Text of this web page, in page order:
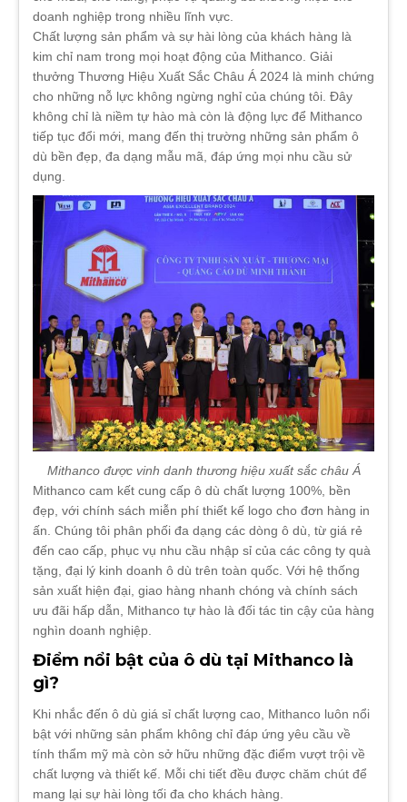
doanh nghiệp trong nhiều lĩnh vực.
Chất lượng sản phẩm và sự hài lòng của khách hàng là
kim chỉ nam trong mọi hoạt động của Mithanco. Giải
thưởng Thương Hiệu Xuất Sắc Châu Á 2024 là minh chứng
cho những nỗ lực không ngừng nghỉ của chúng tôi. Đây
không chỉ là niềm tự hào mà còn là động lực để Mithanco
tiếp tục đổi mới, mang đến thị trường những sản phẩm ô
dù bền đẹp, đa dạng mẫu mã, đáp ứng mọi nhu cầu sử
dụng.
Mithanco được vinh danh thương hiệu xuất sắc châu Á
Mithanco cam kết cung cấp ô dù chất lượng 100%, bền
đẹp, với chính sách miễn phí thiết kế logo cho đơn hàng in
ấn. Chúng tôi phân phối đa dạng các dòng ô dù, từ giá rẻ
đến cao cấp, phục vụ nhu cầu nhập sỉ của các công ty quà
tặng, đại lý kinh doanh ô dù trên toàn quốc. Với hệ thống
sản xuất hiện đại, giao hàng nhanh chóng và chính sách
ưu đãi hấp dẫn, Mithanco tự hào là đối tác tin cậy của hàng
nghìn doanh nghiệp.
Điểm nổi bật của ô dù tại Mithanco là
gì?
Khi nhắc đến ô dù giá sỉ chất lượng cao, Mithanco luôn nổi
bật với những sản phẩm không chỉ đáp ứng yêu cầu về
tính thẩm mỹ mà còn sở hữu những đặc điểm vượt trội về
chất lượng và thiết kế. Mỗi chi tiết đều được chăm chút để
mang lại sự hài lòng tối đa cho khách hàng.